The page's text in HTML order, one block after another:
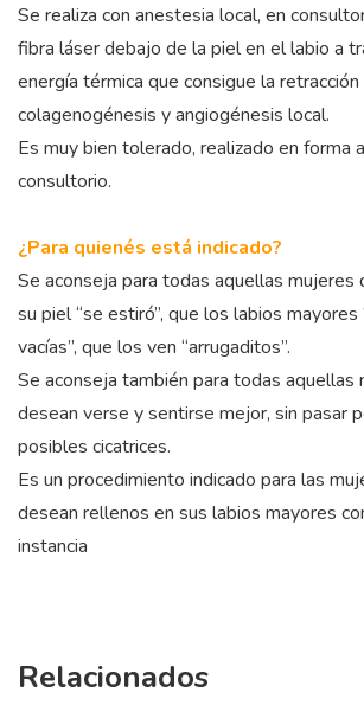
Se realiza con anestesia local, en
fibra láser debajo de la piel en el labio a
energía térmica que consigue la retracción
colagenogénesis y angiogénesis local.
Es muy bien tolerado, realizado en forma
consultorio.
¿Para quienés está indicado?
Se aconseja para todas aquellas mujeres
su piel “se estiró”, que los labios
vacías”, que los ven “arrugaditos”.
Se aconseja también para todas aquellas
desean verse y sentirse mejor, sin pasar
posibles cicatrices.
Es un procedimiento indicado para las
desean rellenos en sus labios mayores
instancia
Relacionados